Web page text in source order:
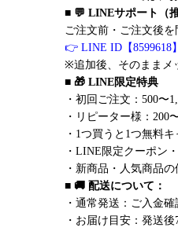
■ 💬 LINEサポート（推
ご注文前・ご注文後
👉 LINE ID【8599618】
※追加後、そのままメ
■ 🎁 LINE限定特典
・初回ご注文：500〜
・リピーター様：200
・1つ買うと1つ無料
・LINE限定クーポン
・新商品・人気商品
■ 🚚 配送について：
・通常発送：ご入金
・お届け目安：発送後